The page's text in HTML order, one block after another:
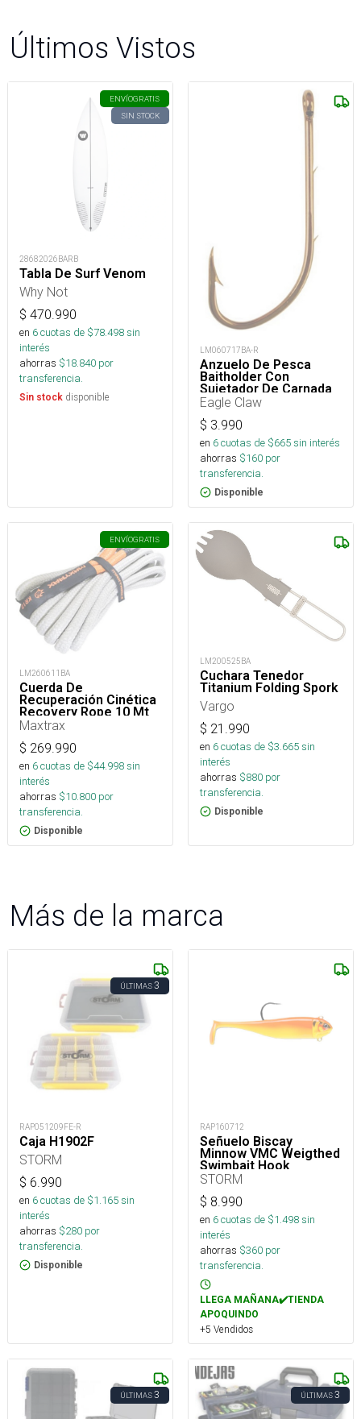
Últimos Vistos
ENVÍOGRATIS
SIN STOCK
28682026BARB
Tabla De Surf Venom
Why Not
$ 470.990
en 6cuotas de $78.498sin
interés
ahorras $18.840 por
transferencia.
Sin stock disponible
LM060717BA-R
Anzuelo De Pesca
Baitholder Con
Sujetador De Carnada
Eagle Claw
$ 3.990
en 6cuotas de $665sin interés
ahorras $160 por
transferencia.
Disponible
ENVÍOGRATIS
LM260611BA
Cuerda De
Recuperación Cinética
Recovery Rope 10 Mt
Maxtrax
$ 269.990
en 6cuotas de $44.998sin
interés
ahorras $10.800 por
transferencia.
Disponible
LM200525BA
Cuchara Tenedor
Titanium Folding Spork
Vargo
$ 21.990
en 6cuotas de $3.665sin
interés
ahorras $880 por
transferencia.
Disponible
Más de la marca
ÚLTIMAS3
RAP051209FE-R
Caja H1902F
STORM
$ 6.990
en 6cuotas de $1.165sin
interés
ahorras $280 por
transferencia.
Disponible
RAP160712
Señuelo Biscay
Minnow VMC Weigthed
Swimbait Hook
STORM
$ 8.990
en 6cuotas de $1.498sin
interés
ahorras $360 por
transferencia.
LLEGA MAÑANA✔️TIENDA
APOQUINDO
+5 Vendidos
ÚLTIMAS3 ÚLTIMAS3